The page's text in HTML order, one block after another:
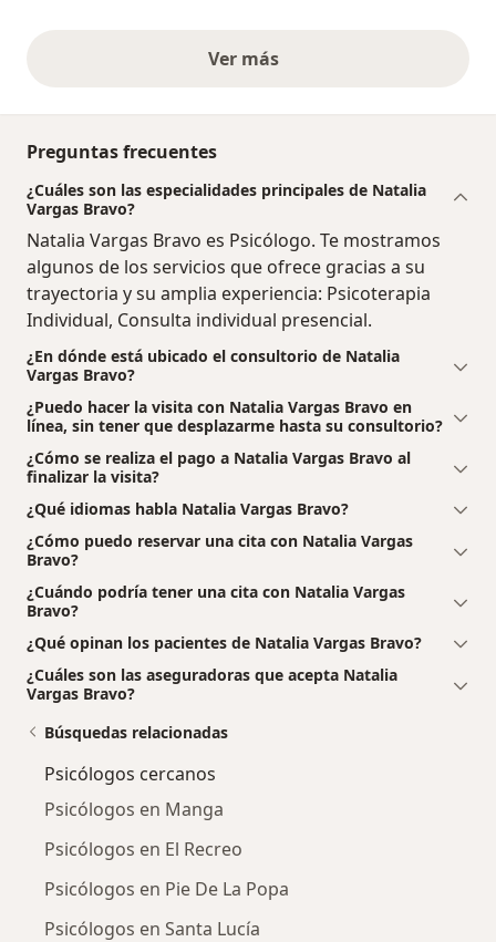
Ver másopiniones anteriores
Preguntas frecuentes
¿Cuáles son las especialidades principales de Natalia
Vargas Bravo?
Natalia Vargas Bravo es Psicólogo. Te mostramos
algunos de los servicios que ofrece gracias a su
trayectoria y su amplia experiencia: Psicoterapia
Individual, Consulta individual presencial.
¿En dónde está ubicado el consultorio de Natalia
Vargas Bravo?
¿Puedo hacer la visita con Natalia Vargas Bravo en
línea, sin tener que desplazarme hasta su consultorio?
¿Cómo se realiza el pago a Natalia Vargas Bravo al
finalizar la visita?
¿Qué idiomas habla Natalia Vargas Bravo?
¿Cómo puedo reservar una cita con Natalia Vargas
Bravo?
¿Cuándo podría tener una cita con Natalia Vargas
Bravo?
¿Qué opinan los pacientes de Natalia Vargas Bravo?
¿Cuáles son las aseguradoras que acepta Natalia
Vargas Bravo?
Búsquedas relacionadas
Psicólogos cercanos
Psicólogos en Manga
Psicólogos en El Recreo
Psicólogos en Pie De La Popa
Psicólogos en Santa Lucía